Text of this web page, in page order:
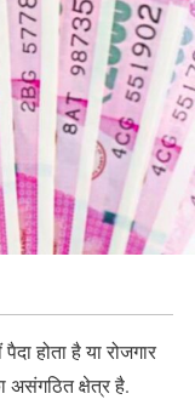
होता है या रोजगार
असंगठित क्षेत्र है.